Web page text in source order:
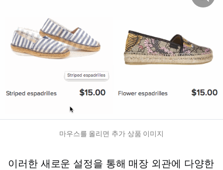
마우스를 올리면 추가 상품 이미지
이러한 새로운 설정을 통해 매장 외관에 다양한